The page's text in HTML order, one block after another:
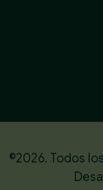
©2026. Todos